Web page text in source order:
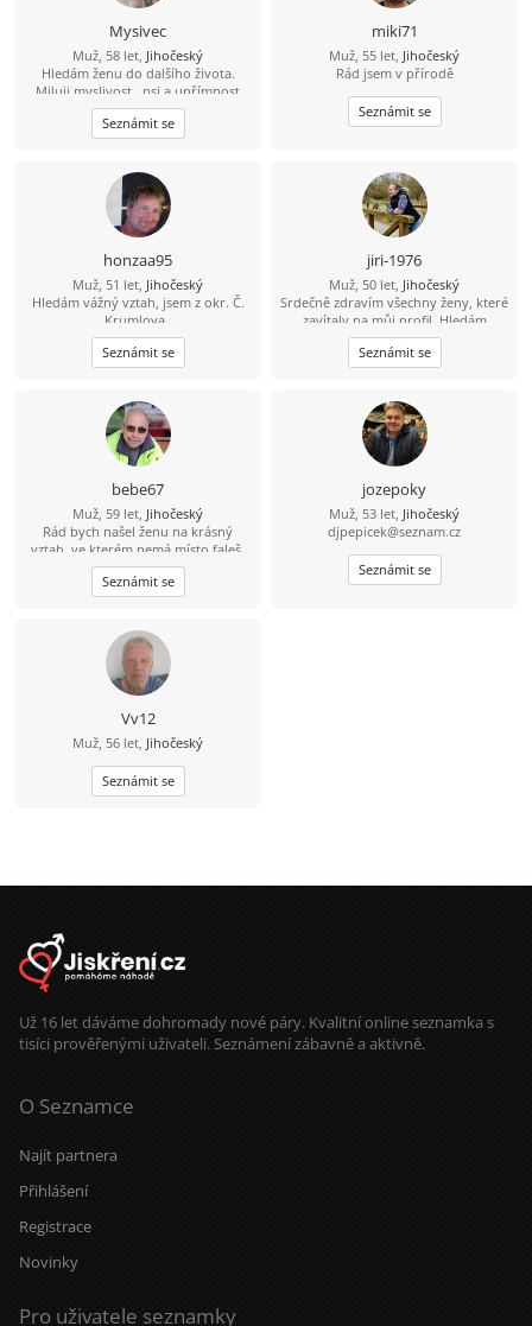
Mysivec
Muž, 58 let, Jihočeský
Hledám ženu do dalšího života.
Miluji myslivost , psi a upřímnost
Seznámit se
miki71
Muž, 55 let, Jihočeský
Rád jsem v přírodě
Seznámit se
honzaa95
Muž, 51 let, Jihočeský
Hledám vážný vztah, jsem z okr. Č.
Krumlova,.
Seznámit se
jiri-1976
Muž, 50 let, Jihočeský
Srdečně zdravím všechny ženy, které
zavítaly na můj profil. Hledám
pohodovou ženu, která pečuje o své
tělo i duši, žije vědomě a aktivně.
Jsem člověk, který ví, že hledá jednu
ladit myšlením i životním stylem.
Miluju přírodu, zvířata a výlety tam,
kde je ticho, čerstvý vzduch a pěkný
výhled do krajiny. Východy i západy
slunce jsou pro mě malý rituál. Rád
spím někdy pod širákem u jezer, řek
a lesních pramenů. Občas chodím
bosky - i přes žhavé uhlíky. A hotel s
bazénem? Ten si taky užiju. Už přes
deset let si peču kváskový žitný
chleba. Naučil mě, že dobré věci
Seznámit se
bebe67
Muž, 59 let, Jihočeský
Rád bych našel ženu na krásný
vztah, ve kterém nemá místo faleš.
Ženu které bych mohl věřit.
Seznámit se
jozepoky
Muž, 53 let, Jihočeský
djpepicek@seznam.cz
Seznámit se
Vv12
Muž, 56 let, Jihočeský
Seznámit se
Už 16 let dáváme dohromady nové páry. Kvalitní online seznamka s
tisíci prověřenými uživateli. Seznámení zábavně a aktivně.
O Seznamce
Najít partnera
Přihlášení
Registrace
Novinky
Pro uživatele seznamky